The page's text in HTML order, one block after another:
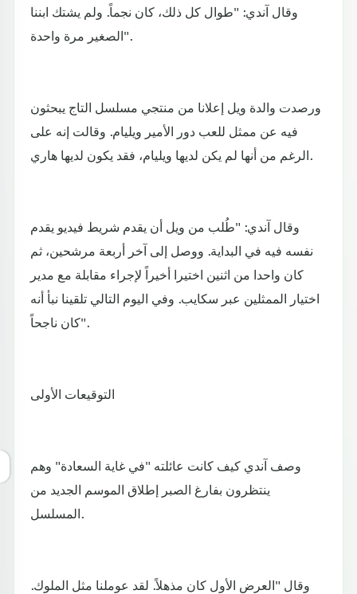
وقال آندي: "طوال كل ذلك، كان نجماً. ولم يشتك ابننا
الصغير مرة واحدة".
ورصدت والدة ويل إعلانا من منتجي مسلسل التاج يبحثون
فيه عن ممثل للعب دور الأمير ويليام. وقالت إنه على
الرغم من أنها لم يكن لديها ويليام، فقد يكون لديها هاري.
وقال آندي: "طُلب من ويل أن يقدم شريط فيديو يقدم
نفسه فيه في البداية. ووصل إلى آخر أربعة مرشحين، ثم
كان واحدا من اثنين اختيرا أخيراً لإجراء مقابلة مع مدير
اختيار الممثلين عبر سكايب. وفي اليوم التالي تلقينا نبأ أنه
كان ناجحاً".
التوقيعات الأولى
وصف آندي كيف كانت عائلته "في غاية السعادة" وهم
ينتظرون بفارغ الصبر إطلاق الموسم الجديد من
المسلسل.
وقال "العرض الأول كان مذهلاً. لقد عوملنا مثل الملوك.